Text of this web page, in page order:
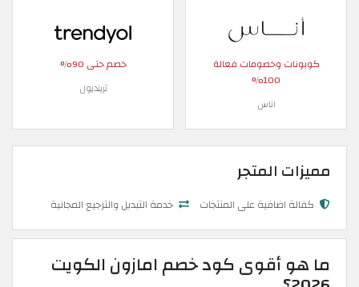
كوبونات وخصومات فعالة
100%
اناس
خصم حتى 90%
ترينديول
مميزات المتجر
كفالة اضافية على المنتجات خدمة التبديل والترجيع المجانية
ما هو أقوى كود خصم امازون الكويت